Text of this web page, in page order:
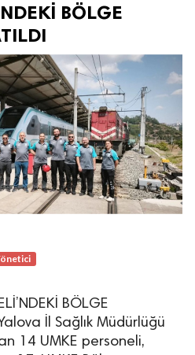
BÖLGE
BÖLGE
İl Sağlık Müdürlüğü
14 UMKE personeli,